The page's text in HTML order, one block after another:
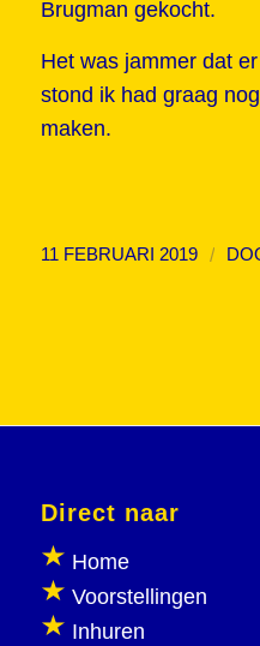
Brugman gekocht.
Het was jammer dat
stond ik had graag
maken.
11 FEBRUARI 2019 /
Direct naar
Home
Voorstellingen
Inhuren